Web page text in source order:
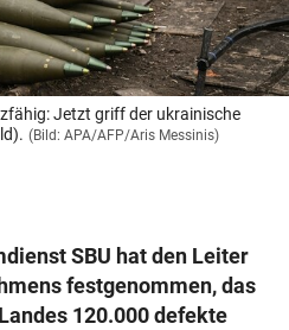
Co KG 2026
Jetzt griff der ukrainische
(Bild: APA/AFP/Aris Messinis)
SBU hat den Leiter
festgenommen, das
120.000 defekte